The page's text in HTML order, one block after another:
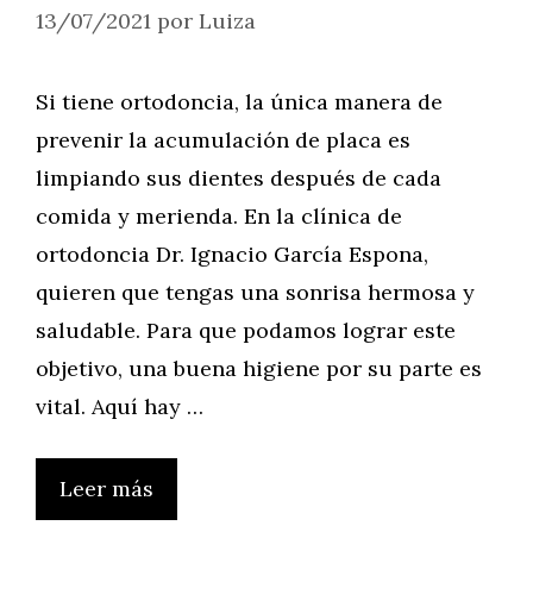
13/07/2021 por Luiza
Si tiene ortodoncia, la única manera de
prevenir la acumulación de placa es
limpiando sus dientes después de cada
comida y merienda. En la clínica de
ortodoncia Dr. Ignacio García Espona,
quieren que tengas una sonrisa hermosa y
saludable. Para que podamos lograr este
objetivo, una buena higiene por su parte es
vital. Aquí hay …
Leer más